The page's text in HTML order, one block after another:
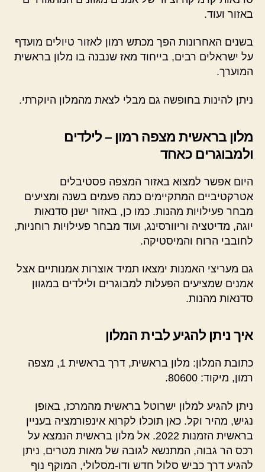
באזור ועוד.
בשנים האחרונות הפך מכתש רמון לאזור טיולים מועדף
על ישראלים רבים, בייחוד מאז שנבנה בו מלון בראשית
המוערך.
ניתן להינות בחופשה גם מבלי לצאת מהמלון היוקרתי.
מלון בראשית מצפה רמון – לילדים
ולמבוגרים כאחד
היום אפשר למצוא באזור המצפה פסטיבלים
אטרקטיביים המתקיימים כמה פעמים בשנה ומציעים
מבחר פעילויות מהנות. כמו כן, באזור ישנן סדנאות
יוגה, מדיטציה וריוורסינג, ועוד מבחר פעילויות רוחניות,
לחובבי הרוח והמיסטיקה.
גם מעריצי האמנות ימצאו תמיד אוצרות אמנותיים אצל
אמנים שמציעים הפעלות למבוגרים ולילדים במגוון
סדנאות מהנות.
איך ניתן להגיע לבית המלון
כתובת המלון: מלון בראשית, דרך בראשית 1, מצפה
רמון, מיקוד: 80600.
ניתן להגיע למלון ישרוטל בראשית מהמרכז, באופן
נגיש, מהיר וקל. כאן תוכלו לקרוא אינפורמציה בעניין
בראשית הזמנות 2022. אל מלון בראשית הנמצא על
רכס הר גבוה, המתנשא לגובה של מאות מטרים, ניתן
להגיע דרך כביש סלול חדש ודו-מסלולי, המוקף נוף